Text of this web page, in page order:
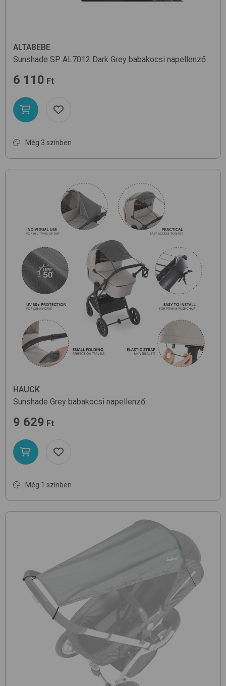
ALTABEBE
Sunshade SP AL7012 Dark Grey babakocsi napellenző
6 110 Ft
Még 3 színben
HAUCK
Sunshade Grey babakocsi napellenző
9 629 Ft
Még 1 színben